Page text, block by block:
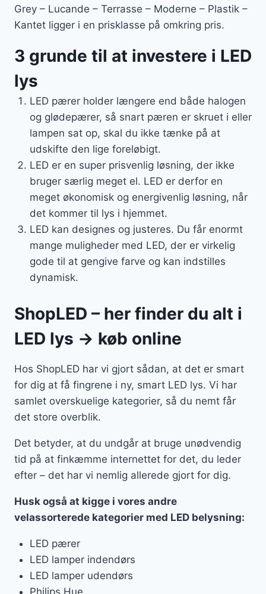
Grey – Lucande – Terrasse – Moderne – Plastik –
Kantet ligger i en prisklasse på omkring pris.
3 grunde til at investere i LED
lys
LED pærer holder længere end både halogen
og glødepærer, så snart pæren er skruet i eller
lampen sat op, skal du ikke tænke på at
udskifte den lige foreløbigt.
LED er en super prisvenlig løsning, der ikke
bruger særlig meget el. LED er derfor en
meget økonomisk og energivenlig løsning, når
det kommer til lys i hjemmet.
LED kan designes og justeres. Du får enormt
mange muligheder med LED, der er virkelig
gode til at gengive farve og kan indstilles
dynamisk.
ShopLED – her finder du alt i
LED lys → køb online
Hos ShopLED har vi gjort sådan, at det er smart
for dig at få fingrene i ny, smart LED lys. Vi har
samlet overskuelige kategorier, så du nemt får
det store overblik.
Det betyder, at du undgår at bruge unødvendig
tid på at finkæmme internettet for det, du leder
efter – det har vi nemlig allerede gjort for dig.
Husk også at kigge i vores andre
velassorterede kategorier med LED belysning:
LED pærer
LED lamper indendørs
LED lamper udendørs
Philips Hue